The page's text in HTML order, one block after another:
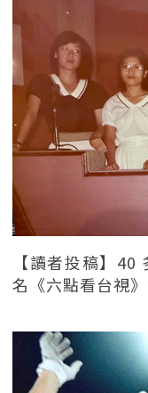
【讀者投稿】
名《六點看台視